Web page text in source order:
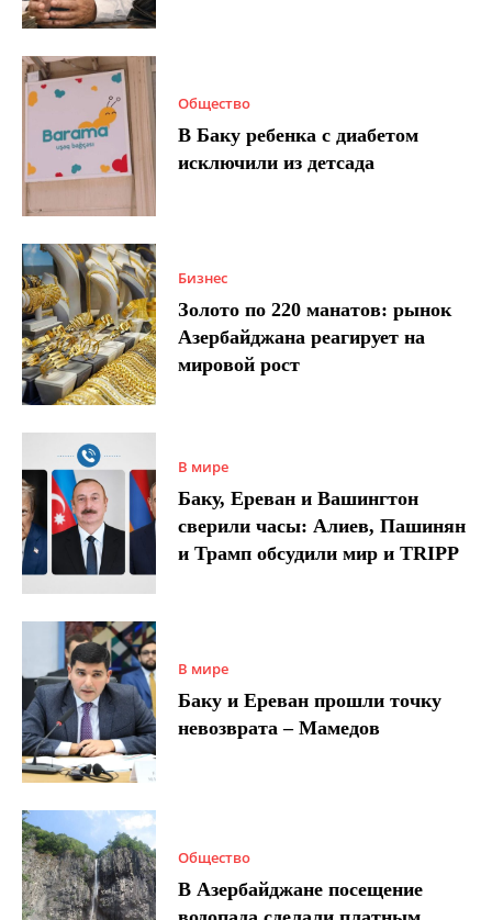
Общество
В Баку ребенка с диабетом
исключили из детсада
Бизнес
Золото по 220 манатов: рынок
Азербайджана реагирует на
мировой рост
В мире
Баку, Ереван и Вашингтон
сверили часы: Алиев, Пашинян
и Трамп обсудили мир и TRIPP
В мире
Баку и Ереван прошли точку
невозврата – Мамедов
Общество
В Азербайджане посещение